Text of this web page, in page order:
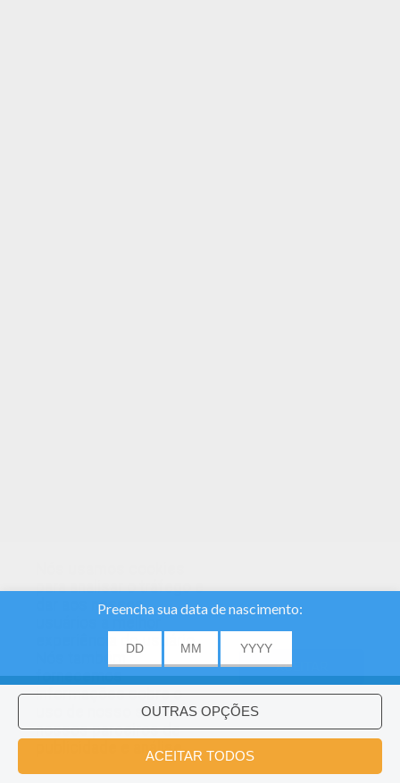
para analisar o tráfego e
dar aos nossos
experiência do usuário.
fornecemos
informações sobre o
uso de nosso site
nossos parceiros de
publicidade e análise.
ACEITAR